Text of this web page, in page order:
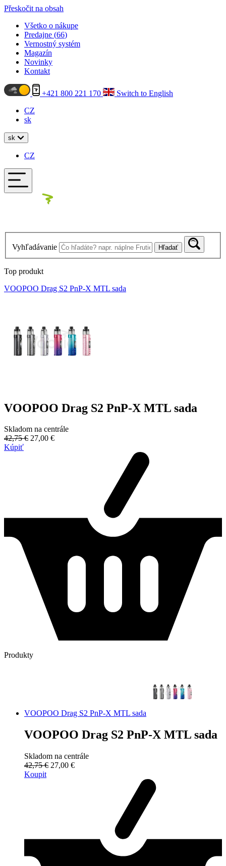
Přeskočit na obsah
Všetko o nákupe
Predajne (66)
Vernostný systém
Magazín
Novinky
Kontakt
+421 800 221 170
Switch to English
CZ
sk
sk
CZ
Vyhľadávanie Hľadať
Top produkt
VOOPOO Drag S2 PnP-X MTL sada
VOOPOO Drag S2 PnP-X MTL sada
Skladom na centrále
42,75 € 27,00 €
Kúpiť
Produkty
VOOPOO Drag S2 PnP-X MTL sada
VOOPOO Drag S2 PnP-X MTL sada
Skladom na centrále
42,75 € 27,00 €
Koupit